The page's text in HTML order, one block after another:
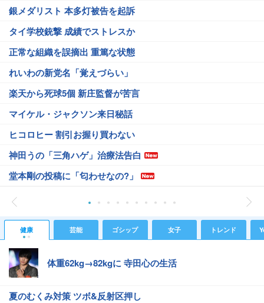
銀メダリスト 本多灯被告を起訴
タイ学校銃撃 成績でストレスか
正常な組織を誤摘出 重篤な状態
れいわの新党名「覚えづらい」
楽天から死球5個 新庄監督が苦言
マイケル・ジャクソン来日秘話
ヒコロヒー 割引お握り買わない
神田うの「三角ハゲ」治療法告白
堂本剛の投稿に「匂わせなの?」
健康 芸能 ゴシップ 女子 トレンド
体重62kg→82kgに 寺田心の生活
夏のむくみ対策 ツボ&反射区押し